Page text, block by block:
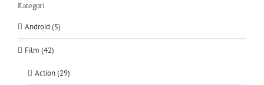
Kategori
Android (5)
Film (42)
Action (29)